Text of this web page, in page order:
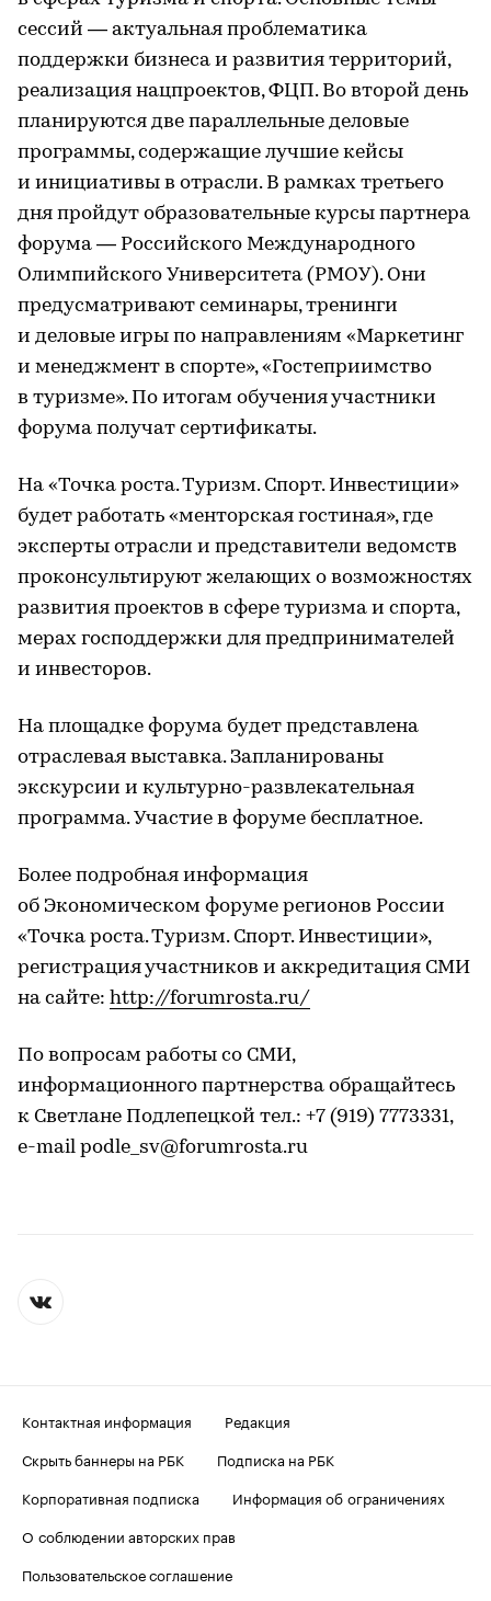
сессий — актуальная проблематика
поддержки бизнеса и развития территорий,
реализация нацпроектов, ФЦП. Во второй день
планируются две параллельные деловые
программы, содержащие лучшие кейсы
и инициативы в отрасли. В рамках третьего
дня пройдут образовательные курсы партнера
форума — Российского Международного
Олимпийского Университета (РМОУ). Они
предусматривают семинары, тренинги
и деловые игры по направлениям «Маркетинг
и менеджмент в спорте», «Гостеприимство
в туризме». По итогам обучения участники
форума получат сертификаты.
На «Точка роста. Туризм. Спорт. Инвестиции»
будет работать «менторская гостиная», где
эксперты отрасли и представители ведомств
проконсультируют желающих о возможностях
развития проектов в сфере туризма и спорта,
мерах господдержки для предпринимателей
и инвесторов.
На площадке форума будет представлена
отраслевая выставка. Запланированы
экскурсии и культурно-развлекательная
программа. Участие в форуме бесплатное.
Более подробная информация
об Экономическом форуме регионов России
«Точка роста. Туризм. Спорт. Инвестиции»,
регистрация участников и аккредитация СМИ
на сайте: http://forumrosta.ru/
По вопросам работы со СМИ,
информационного партнерства обращайтесь
к Cветлане Подлепецкой тел.: +7 (919) 7773331,
e-mail podle_sv@forumrosta.ru
Контактная информация
Редакция
Скрыть баннеры на РБК
Подписка на РБК
Корпоративная подписка
Информация об ограничениях
О соблюдении авторских прав
Пользовательское соглашение